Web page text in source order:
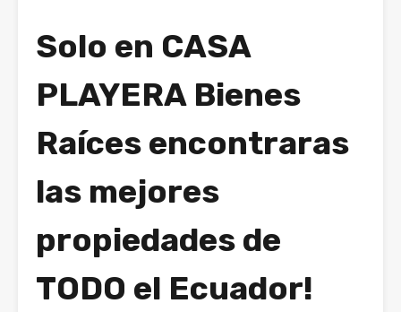
Solo en CASA
PLAYERA Bienes
Raíces encontraras
las mejores
propiedades de
TODO el Ecuador!